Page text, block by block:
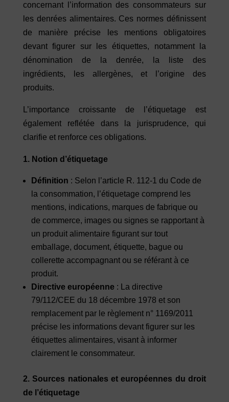
concernant l’information des consommateurs sur
les denrées alimentaires. Ces normes définissent
de manière précise les mentions obligatoires
devant figurer sur les étiquettes, notamment la
dénomination de la denrée, la liste des
ingrédients, les allergènes, et l’origine des
produits.
L’importance croissante de l’étiquetage est
également reflétée dans la jurisprudence, qui
clarifie et renforce ces obligations.
1. Notion d’étiquetage
Définition : Selon l’article R. 112-1 du Code de
la consommation, l’étiquetage comprend les
mentions, indications, marques de fabrique ou
de commerce, images ou signes se rapportant à
un produit alimentaire figurant sur tout
emballage, document, étiquette, bague ou
collerette accompagnant ou se référant à ce
produit.
Directive européenne : La directive
79/112/CEE du 18 décembre 1978 et son
remplacement par le règlement n° 1169/2011
précise les informations devant figurer sur les
étiquettes alimentaires, visant à informer
clairement le consommateur.
2. Sources nationales et européennes du droit
de l’étiquetage